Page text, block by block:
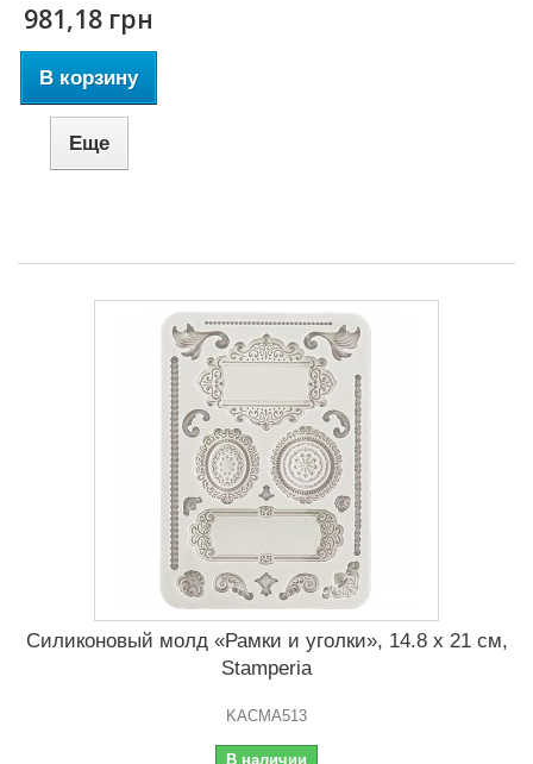
981,18 грн
В корзину
Еще
Силиконовый молд «Рамки и уголки», 14.8 x 21 см,
Stamperia
KACMA513
В наличии